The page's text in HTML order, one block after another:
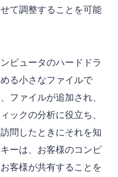
て調整することを可能
ピュータのハードドラ
る小さなファイルで
ファイルが追加され、
ックの分析に役立ち、
問したときにそれを知
ーは、お客様のコンピ
客様が共有することを